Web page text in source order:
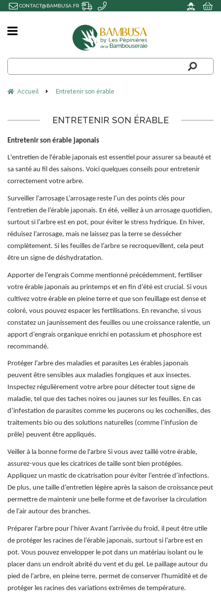
Accueil Entretenir son érable
ENTRETENIR SON ÉRABLE
Entretenir son érable japonais
L'entretien de l'érable japonais est essentiel pour assurer sa beauté et
sa santé au fil des saisons. Voici quelques conseils pour entretenir
correctement votre arbre.
Surveiller l’arrosage L’arrosage reste l’un des points clés pour
l’entretien de l’érable japonais. En été, veillez à un arrosage quotidien,
surtout si l’arbre est en pot, pour éviter le stress hydrique. En hiver,
réduisez l’arrosage, mais ne laissez pas la terre se dessécher
complètement. Si les feuilles de l’arbre se recroquevillent, cela peut
être un signe de déshydratation.
Apporter de l’engrais Comme mentionné précédemment, fertiliser
votre érable japonais au printemps et en fin d’été est crucial. Si vous
cultivez votre érable en pleine terre et que son feuillage est dense et
coloré, vous pouvez espacer les fertilisations. En revanche, si vous
constatez un jaunissement des feuilles ou une croissance ralentie, un
apport d’engrais organique enrichi en potassium et phosphore est
recommandé.
Protéger l’arbre des maladies et parasites Les érables japonais
peuvent être sensibles aux maladies fongiques et aux insectes.
Inspectez régulièrement votre arbre pour détecter tout signe de
maladie, tel que des taches noires ou jaunes sur les feuilles. En cas
d’infestation de parasites comme les pucerons ou les cochenilles, des
traitements bio ou des solutions naturelles (comme l’infusion de
prêle) peuvent être appliqués.
Veiller à la bonne forme de l'arbre Si vous avez taillé votre érable,
assurez-vous que les cicatrices de taille sont bien protégées.
Appliquez un mastic de cicatrisation pour éviter l’entrée d’infections.
De plus, une taille d’entretien légère après la saison de croissance peut
permettre de maintenir une belle forme et de favoriser la circulation
de l’air autour des branches.
Préparer l'arbre pour l’hiver Avant l’arrivée du froid, il peut être utile
de protéger les racines de l’érable japonais, surtout si l’arbre est en
pot. Vous pouvez envelopper le pot dans un matériau isolant ou le
placer dans un endroit abrité du vent et du gel. Le paillage autour du
pied de l’arbre, en pleine terre, permet de conserver l'humidité et de
protéger les racines des variations extrêmes de température.
CONTACT@BAMBUSA.FR